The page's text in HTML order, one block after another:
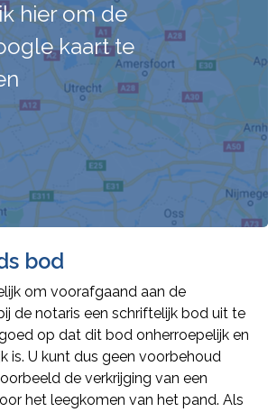
hier om de
kaart te
bod
om voorafgaand aan de
de notaris een schriftelijk bod uit te
op dat dit bod onherroepelijk en
is. U kunt dus geen voorbehoud
de verkrijging van een
het leegkomen van het pand. Als